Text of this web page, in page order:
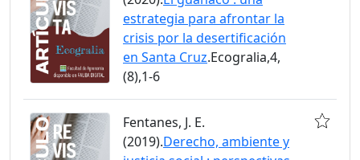
estrategia para afrontar la
crisis por la desertificación
en Santa Cruz.Ecogralia,4,
(8),1-6
Fentanes, J. E.
(2019).Derecho, ambiente y